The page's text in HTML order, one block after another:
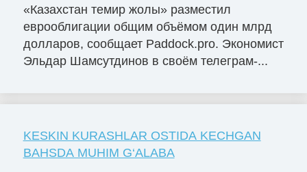
«Казахстан темир жолы» разместил
еврооблигации общим объёмом один млрд
долларов, сообщает Paddock.pro. Экономист
Эльдар Шамсутдинов в своём телеграм-...
KESKIN KURASHLAR OSTIDA KECHGAN
BAHSDA MUHIM G‘ALABA